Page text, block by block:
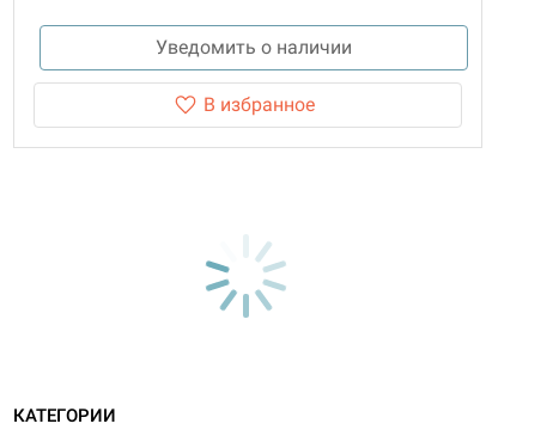
Уведомить о наличии
В избранное
КАТЕГОРИИ